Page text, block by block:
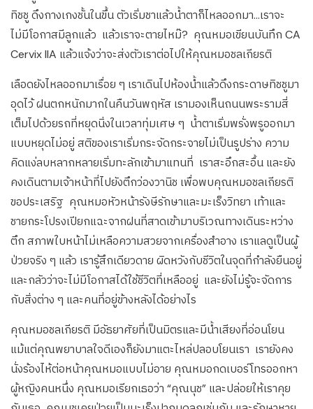
ทิชชู ดึงกางเกงชั้นในขึ้น ตัวเริ่มชาแล้วน้ำตาก็ไหลออกมา…เราจะ
ไม่มีโอกาสมีลูกแล้ว แล้วเราจะตายไหม๊? คุณหมอเขียนบันทึก CA
Cervix IIA แล้วแจ้งว่าจะส่งตัวเราต่อไปให้คุณหมอชลเกียรติ
เลือดยังไหลออกมาเรื่อย ๆ เราเดินไปห้องน้ำแล้วดึงกระดาษทิชชูมา
อุดไว้ ฝนตกหนักมากในคืนวันพฤหัส เรามองเห็นถนนพระรามสี่
เต็มไปด้วยรถที่หยุดนิ่งในเวลาทุ่มเศษ ๆ น้ำตาเริ่มพรั่งพรูออกมา
แบบหยุดไม่อยู่ สติของเราเริ่มกระจัดกระจายไม่เป็นรูปร่าง ความ
คิดแง่ลบหลากหลายเริ่มทะลักเข้ามาแทนที่ เราสะอึกสะอื้น และยัง
คงเดินตามเจ้าหน้าที่ไปยังตึกว่องวานิช เพื่อพบคุณหมอชลเกียรติ
ขอประเสริฐ คุณหมอหัวหน้ารังษีรักษาและมะเร็งวิทยา เท้าและ
ชายกระโปรงเปียกแฉะจากฝนที่สาดเข้ามาบริเวณทางเดินระหว่าง
ตึก สภาพใบหน้าไม่เหลือความสวยจากเครื่องสำอาง เราแลดูเป็นผู้
ป่วยจริง ๆ แล้ว เรารู้สึกเดียวดาย ผิดหวังกับชีวิตในจุดที่กำลังยืนอยู่
และกลัวว่าจะไม่มีโอกาสได้ใช้ชีวิตที่เหลืออยู่ และยังไม่รู้จะจัดการ
กับสิ่งต่าง ๆ และคนที่อยู่ข้างหลังได้อย่างไร
คุณหมอชลเกียรติ มีอัธยาศัยที่เป็นมิตรและมีน้ำเสียงที่อ่อนโยน
แม้แต่คุณพยาบาลใจดีเองก็ยังมาแตะไหล่ปลอบโยนเรา เรายังคง
นั่งร้องไห้ต่อหน้าคุณหมอแบบไม่อาย คุณหมอกดเบอร์โทรออกหา
ผู้หญิงคนหนึ่ง คุณหมอเรียกเธอว่า “คุณนุช” และปล่อยให้เราคุย